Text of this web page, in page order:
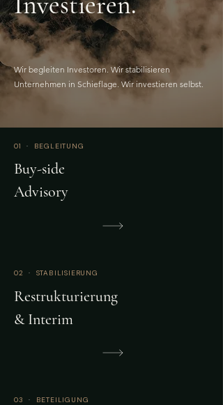
Wir begleiten Investoren. Wir stabilisieren
Unternehmen in Schieflage. Wir investieren selbst.
01· BEGLEITUNG
Buy-side
Advisory
02· STABILISIERUNG
Restrukturierung
& Interim
03· BETEILIGUNG